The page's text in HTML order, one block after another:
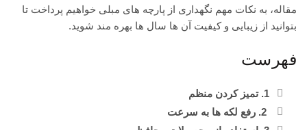
مقاله، به نکات مهم نگهداری از پارچه های مبلی خواهیم پرداخت تا
بتوانید از زیبایی و کیفیت آن ها سال ها بهره مند شوید.
فهرست
1. تمیز کردن منظم